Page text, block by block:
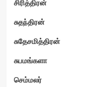
சிரித்திரன்
சுதந்திரன்
சுதேசமித்திரன்
சுபமங்களா
செம்மலர்